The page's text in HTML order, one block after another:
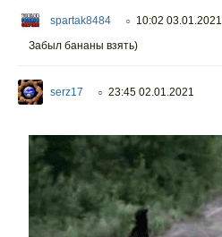
spartak8484 ○ 10:02 03.01.2021
Забыл бананы взять)
serz17 ○ 23:45 02.01.2021